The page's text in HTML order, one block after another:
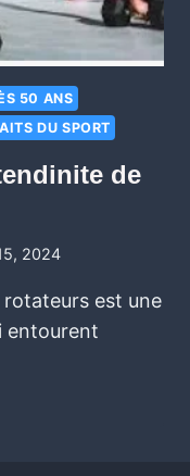
50 ANS
DU SPORT
de
2024
est une
entourent